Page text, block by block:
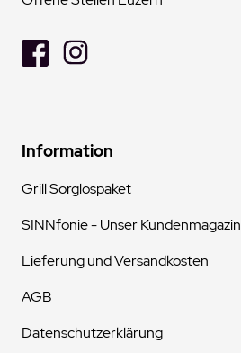
Information
Grill Sorglospaket
SINNfonie - Unser Kundenmagazin
Lieferung und Versandkosten
AGB
Datenschutzerklärung